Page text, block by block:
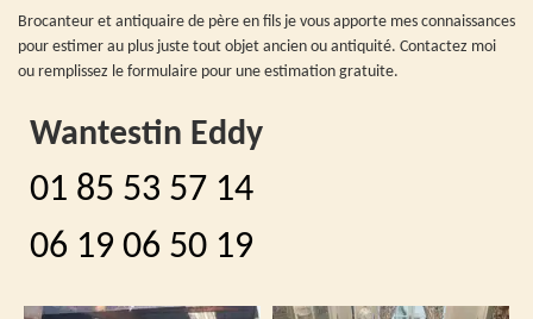
Brocanteur et antiquaire de père en fils je vous apporte mes connaissances
pour estimer au plus juste tout objet ancien ou antiquité. Contactez moi
ou remplissez le formulaire pour une estimation gratuite.
Wantestin Eddy
01 85 53 57 14
06 19 06 50 19